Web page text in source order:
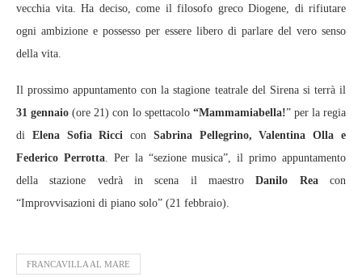
vecchia vita. Ha deciso, come il filosofo greco Diogene, di rifiutare
ogni ambizione e possesso per essere libero di parlare del vero senso
della vita.
Il prossimo appuntamento con la stagione teatrale del Sirena si terrà il
31 gennaio (ore 21) con lo spettacolo “Mammamiabella!” per la regia
di Elena Sofia Ricci con Sabrina Pellegrino, Valentina Olla e
Federico Perrotta. Per la “sezione musica”, il primo appuntamento
della stazione vedrà in scena il maestroDanilo Reacon
“Improvvisazioni di piano solo” (21 febbraio).
FRANCAVILLA AL MARE